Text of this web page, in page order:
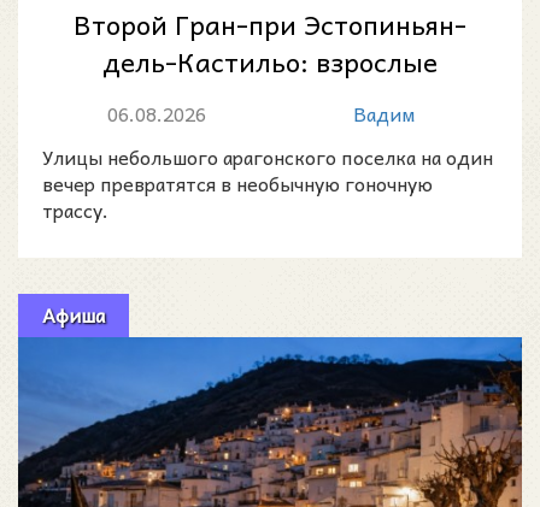
Второй Гран-при Эстопиньян-
дель-Кастильо: взрослые
устроят скоростной спуск на
детских маш...
06.08.2026
Вадим
Улицы небольшого арагонского поселка на один
вечер превратятся в необычную гоночную
трассу.
Афиша